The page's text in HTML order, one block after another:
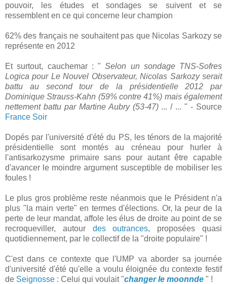
pouvoir, les études et sondages se suivent et se
ressemblent en ce qui concerne leur champion
62% des français ne souhaitent pas que Nicolas Sarkozy se
représente en 2012
Et surtout, cauchemar : "Selon un sondage TNS-Sofres
Logica pour Le Nouvel Observateur, Nicolas Sarkozy serait
battu au second tour de la présidentielle 2012 par
Dominique Strauss-Kahn (59% contre 41%) mais également
nettement battu par Martine Aubry (53-47) ... / ... " - Source
France Soir
Dopés par l'université d'été du PS, les ténors de la majorité
présidentielle sont montés au créneau pour hurler à
l'antisarkozysme primaire sans pour autant être capable
d'avancer le moindre argument susceptible de mobiliser les
foules !
Le plus gros problème reste néanmois que le Président n'a
plus "la main verte" en termes d'élections. Or, la peur de la
perte de leur mandat, affole les élus de droite au point de se
recroqueviller, autour des outrances, proposées quasi
quotidiennement, par le collectif de la "droite populaire" !
C'est dans ce contexte que l'UMP va aborder sa journée
d'université d'été qu'elle a voulu éloignée du contexte festif
de Seignosse : Celui qui voulait "changer le moonnde " !